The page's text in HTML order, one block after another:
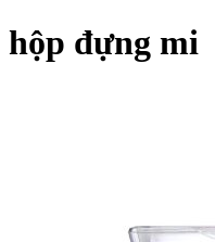
hộp đựng mi